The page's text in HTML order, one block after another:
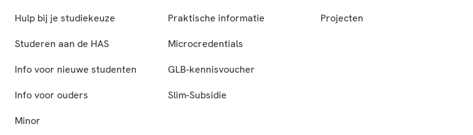
Hulp bij je studiekeuze
Studeren aan de HAS
Info voor nieuwe studenten
Info voor ouders
Minor
Praktische informatie
Microcredentials
GLB-kennisvoucher
Slim-Subsidie
Projecten